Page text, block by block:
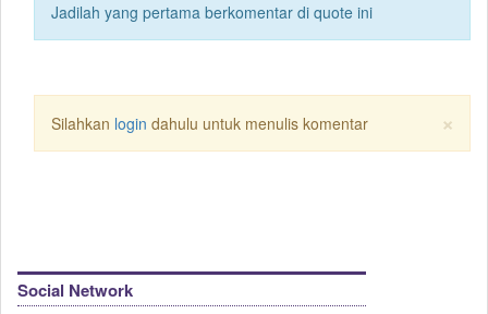
Jadilah yang pertama berkomentar di quote ini
×
Silahkan login dahulu untuk menulis komentar
Social Network